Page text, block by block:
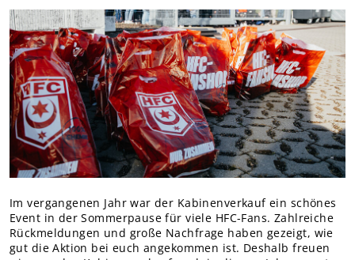
Struktur / Gremien
SHOP
Warenkorb
FANS
Menschen mit Behinderung
DER CHEMIKER
NACHWUCHS
Teams Nachwuchs
MITGLIEDER
Im vergangenen Jahr war der Kabinenverkauf ein schönes
Event in der Sommerpause für viele HFC-Fans. Zahlreiche
Rückmeldungen und große Nachfrage haben gezeigt, wie
gut die Aktion bei euch angekommen ist. Deshalb freuen